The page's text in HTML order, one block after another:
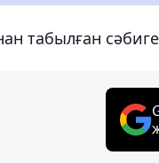
табылған сәбиге